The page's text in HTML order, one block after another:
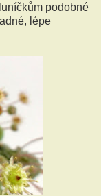
podobné
lépe